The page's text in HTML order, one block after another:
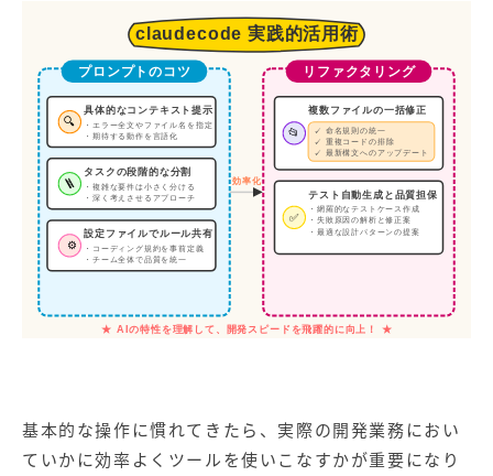
claudecode 実践的活用術
プロンプトのコツ
🔍
具体的なコンテキスト提示
・エラー全文やファイル名を指定
・期待する動作を言語化
🪜
タスクの段階的な分割
・複雑な要件は小さく分ける
・深く考えさせるアプローチ
⚙️
設定ファイルでルール共有
・コーディング規約を事前定義
・チーム全体で品質を統一
リファクタリング
📂
複数ファイルの一括修正
✓ 命名規則の統一
✓ 重複コードの排除
✓ 最新構文へのアップデート
✅
テスト自動生成と品質担保
・網羅的なテストケース作成
・失敗原因の解析と修正案
・最適な設計パターンの提案
効率化
★ AIの特性を理解して、開発スピードを飛躍的に向上！ ★
基本的な操作に慣れてきたら、実際の開発業務におい
ていかに効率よくツールを使いこなすかが重要になり